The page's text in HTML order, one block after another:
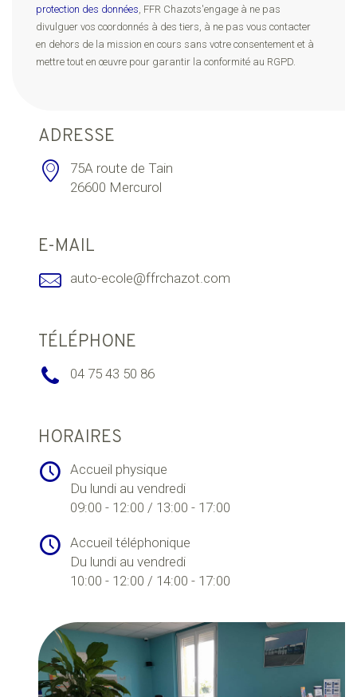
protection des données, FFR Chazots'engage à ne pas
divulguer vos coordonnés à des tiers, à ne pas vous contacter
en dehors de la mission en cours sans votre consentement et à
mettre tout en œuvre pour garantir la conformité au RGPD.
ADRESSE
75A route de Tain
26600 Mercurol
E-MAIL
auto-ecole@ffrchazot.com
TÉLÉPHONE
04 75 43 50 86
HORAIRES
Accueil physique
Du lundi au vendredi
09:00 - 12:00 / 13:00 - 17:00
Accueil téléphonique
Du lundi au vendredi
10:00 - 12:00 / 14:00 - 17:00